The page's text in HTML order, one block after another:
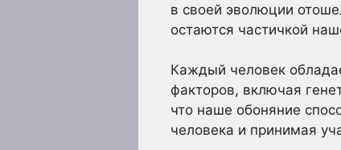
в своей эволюции
остаются частичкой
Каждый человек
факторов, включая
что наше обоняние
человека и принимая